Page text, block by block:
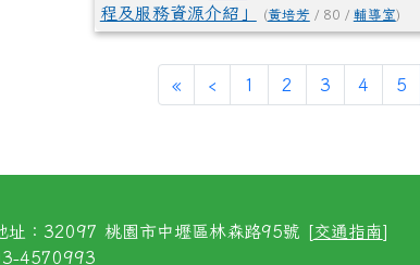
程及服務資源介紹」
(黃培芳 / 80 / 輔導室)
« ‹ 1 2 3 4 5
址：32097 桃園市中壢區林森路95號 [交通指南]
4570993